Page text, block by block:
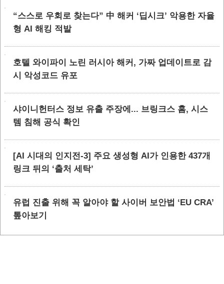
“스스로 우회로 찾는다” 中 해커 ‘딥시크’ 악용한 자율
형 AI 해킹 적발
호텔 와이파이 노린 러시아 해커, 가짜 업데이트로 감
시 악성코드 유포
샤이니헌터스 정보 유출 주장에... 브링크스 홈, 시스
템 침해 공식 확인
[AI 시대의 인지전-3] 주요 생성형 AI가 인용한 437개
링크 뒤의 ‘출처 세탁’
유럽 진출 위해 꼭 알아야 할 사이버 보안법 ‘EU CRA’
톺아보기